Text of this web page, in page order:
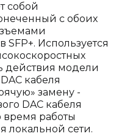
собой
с обоих
Используется
действия модели
кабеля
замену -
DAC кабеля
время работы
локальной сети.